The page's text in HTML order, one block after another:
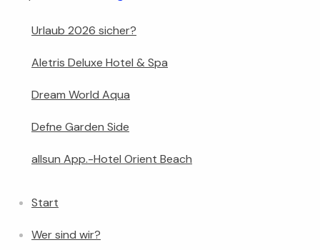
Urlaub 2026 sicher?
Aletris Deluxe Hotel & Spa
Dream World Aqua
Defne Garden Side
allsun App.-Hotel Orient Beach
Start
Wer sind wir?